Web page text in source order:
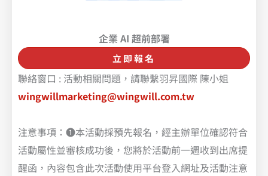
企業 AI 超前部署
立即報名
聯絡窗口 : 活動相關問題，請聯繫羽昇國際 陳小姐
wingwillmarketing@wingwill.com.tw
注意事項：❶本活動採預先報名，經主辦單位確認符合
活動屬性並審核成功後，您將於活動前一週收到出席提
醒函，內容包含此次活動使用平台登入網址及活動注意